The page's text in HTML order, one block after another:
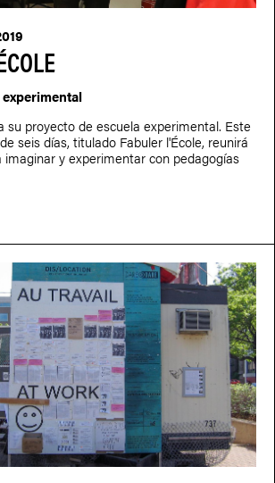
su proyecto de escuela experimental. Este
seis días, titulado Fabuler l'École, reunirá
imaginar y experimentar con pedagogías